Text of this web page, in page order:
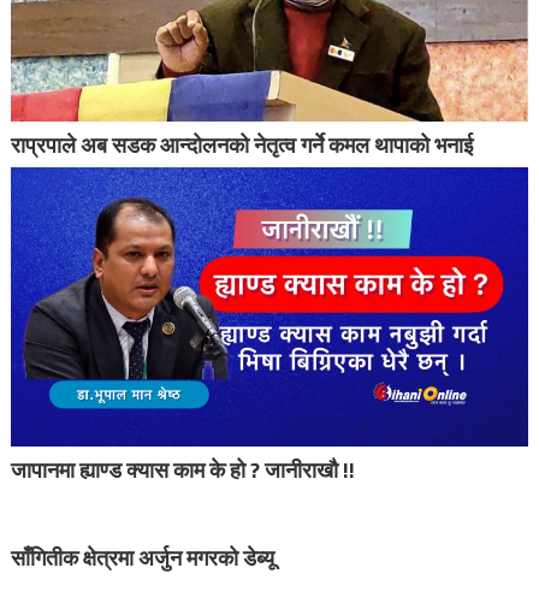
राप्रपाले अब सडक आन्दोलनको नेतृत्व गर्ने कमल थापाको भनाई
जापानमा ह्याण्ड क्यास काम के हो ? जानीराखौ !!
साँगितीक क्षेत्रमा अर्जुन मगरको डेब्यू